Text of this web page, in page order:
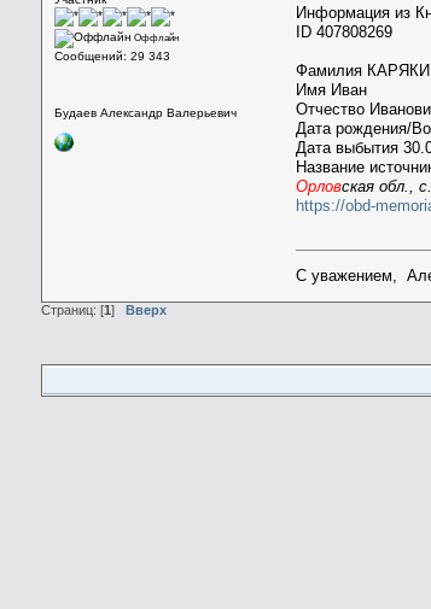
Оффлайн
Сообщений: 29 343
Будаев Александр Валерьевич
Информация из
ID 407808269
Фамилия
Имя Иван
Отчество
Дата рождения/
Дата выбытия
Название
Орловская обл.,
https://obd-
С уважением,
Страниц: [1] Вверх